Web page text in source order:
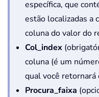
específica, que
estão localizadas a
coluna do valor do
Col_index
coluna (é um
qual você
Procura_faixa